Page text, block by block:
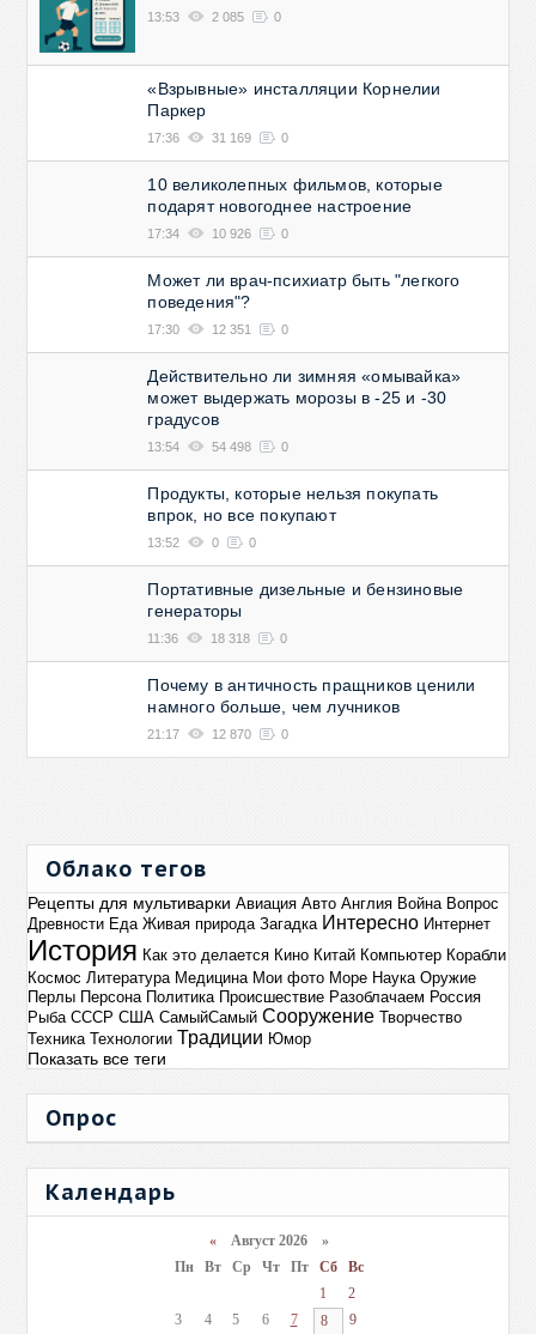
13:53 2 085 0
«Взрывные» инсталляции Корнелии
Паркер
17:36 31 169 0
10 великолепных фильмов, которые
подарят новогоднее настроение
17:34 10 926 0
Может ли врач-психиатр быть "легкого
поведения"?
17:30 12 351 0
Действительно ли зимняя «омывайка»
может выдержать морозы в -25 и -30
градусов
13:54 54 498 0
Продукты, которые нельзя покупать
впрок, но все покупают
13:52 0 0
Портативные дизельные и бензиновые
генераторы
11:36 18 318 0
Почему в античность пращников ценили
намного больше, чем лучников
21:17 12 870 0
Облако тегов
Рецепты для мультиварки Авиация Авто Англия Война Вопрос
Древности Еда Живая природа Загадка Интересно Интернет
История Как это делается Кино Китай Компьютер Корабли
Космос Литература Медицина Мои фото Море Наука Оружие
Перлы Персона Политика Происшествие Разоблачаем Россия
Рыба СССР США СамыйСамый Сооружение Творчество
Техника Технологии Традиции Юмор
Показать все теги
Опрос
Календарь
«Август 2026 »
Пн
Вт Ср Чт Пт Сб
Вс
1
2
3
4 5 6 7 8 9